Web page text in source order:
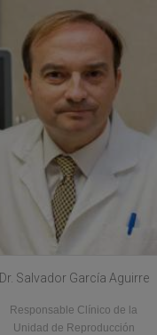
Dr. Salvador García Aguirre
Responsable Clínico de la
Unidad de Reproducción